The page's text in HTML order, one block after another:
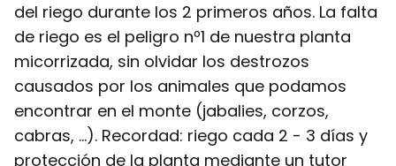
del riego durante los 2 primeros años. La falta
de riego es el peligro nº1 de nuestra planta
micorrizada, sin olvidar los destrozos
causados por los animales que podamos
encontrar en el monte (jabalies, corzos,
cabras, ...). Recordad: riego cada 2 - 3 días y
protección de la planta mediante un tutor